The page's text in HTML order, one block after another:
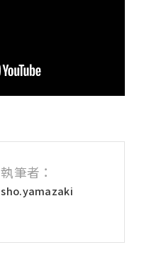
執筆者：
sho.yamazaki